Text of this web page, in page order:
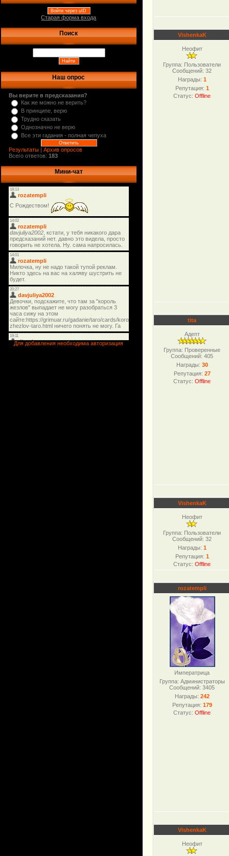
Войти через uID
Старая форма входа
Поиск
Наш опрос
Вы верите в предсказания?
Как же можно не верить?
В принципе, верю
Трудно сказать
Однозначно не верю
Все эти гадания - полная чепуха
Результаты | Архив опросов
Всего ответов: 183
Мини-чат
Для добавления необходима авторизация
VishenkaK
Неофит
Группа: Пользователи
Сообщений:32
Награды: 1
Репутация: 1
Статус:Offline
tita
Адепт
Группа: Проверенные
Сообщений:405
Награды: 30
Репутация: 27
Статус:Offline
VishenkaK
Неофит
Группа: Пользователи
Сообщений:32
Награды: 1
Репутация: 1
Статус:Offline
rozatempli
Императрица
Группа: Администраторы
Сообщений:3405
Награды: 242
Репутация: 179
Статус:Offline
VishenkaK
Неофит